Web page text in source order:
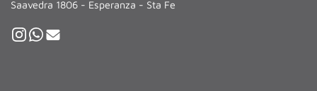
Saavedra 1806 - Esperanza - Sta Fe